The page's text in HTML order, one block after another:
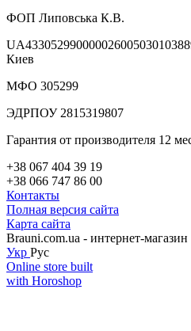
ФОП Липовська К.В.
Киев
МФО 305299
ЭДРПОУ 2815319807
Гарантия от производителя 12
+38 067 404 39 19
+38 066 747 86 00
Контакты
Полная версия сайта
Карта сайта
Brauni.com.ua - интернет-
Укр Рус
Online store built
with Horoshop